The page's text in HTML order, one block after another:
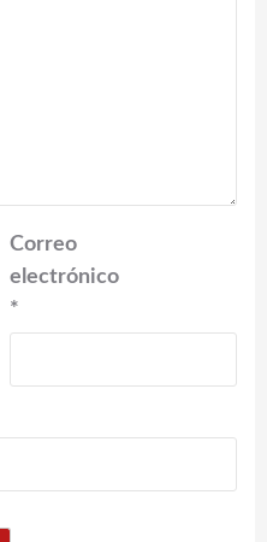
Correo
electrónico
*